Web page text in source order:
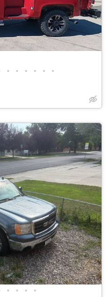
• • • • • •
• • • •